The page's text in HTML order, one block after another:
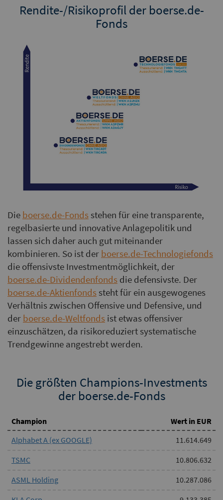
Rendite-/Risikoprofil der boerse.de-
Fonds
Die boerse.de-Fonds stehen für eine transparente,
regelbasierte und innovative Anlagepolitik und
lassen sich daher auch gut miteinander
kombinieren. So ist der boerse.de-Technologiefonds
die offensivste Investmentmöglichkeit, der
boerse.de-Dividendenfonds die defensivste. Der
boerse.de-Aktienfonds steht für ein ausgewogenes
Verhältnis zwischen Offensive und Defensive, und
der boerse.de-Weltfonds ist etwas offensiver
einzuschätzen, da risikoreduziert systematische
Trendgewinne angestrebt werden.
Die größten Champions-Investments
der boerse.de-Fonds
Champion
Wert in EUR
Alphabet A (ex GOOGLE)
11.614.649
TSMC
10.806.632
ASML Holding
10.287.086